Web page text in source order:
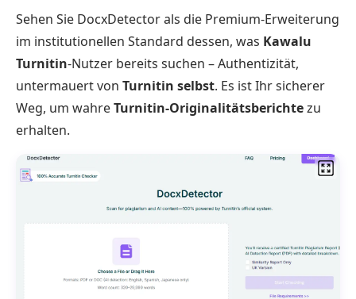
Sehen Sie DocxDetector als die Premium-Erweiterung
im institutionellen Standard dessen, was Kawalu
Turnitin-Nutzer bereits suchen – Authentizität,
untermauert von Turnitin selbst. Es ist Ihr sicherer
Weg, um wahreTurnitin-Originalitätsberichtezu
erhalten.